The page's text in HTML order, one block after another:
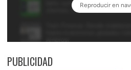
PUBLICIDAD